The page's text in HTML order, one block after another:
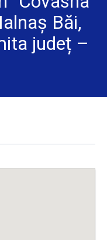
Băi,
județ –